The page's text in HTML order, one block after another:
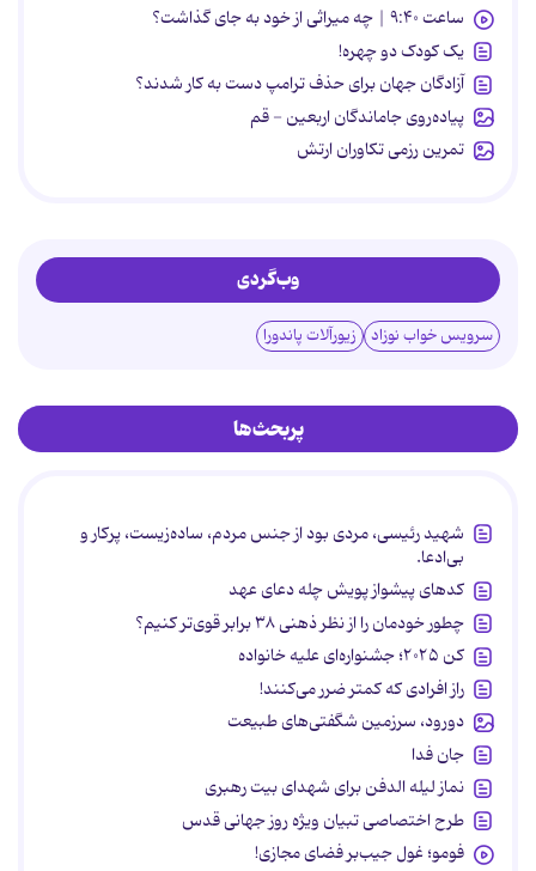
ساعت ۹:۴۰ | چه میراثی از خود به جای گذاشت؟
یک کودک دو چهره!
آزادگان جهان برای حذف ترامپ دست به کار شدند؟
پیاده‌روی جاماندگان اربعین - قم
تمرین رزمی تکاوران ارتش
وب‌گردی
سرویس خواب نوزاد زیورآلات پاندورا
پربحث‌ها
شهید رئیسی، مردی بود از جنس مردم، ساده‌زیست، پرکار و
بی‌ادعا.
کدهای پیشواز پویش چله دعای عهد
چطور خودمان را از نظر ذهنی ۳۸ برابر قوی‌تر کنیم؟
کن ۲۰۲۵؛ جشنواره‌ای علیه خانواده
راز افرادی که کمتر ضرر می‌کنند!
دورود، سرزمین شگفتی‌های طبیعت
جان فدا
نماز لیله الدفن برای شهدای بیت رهبری
طرح اختصاصی تبیان ویژه روز جهانی قدس
فومو؛ غول جیب‌بر فضای مجازی!